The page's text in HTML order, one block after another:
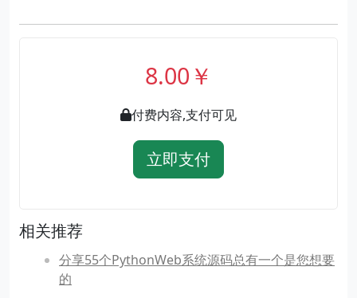
8.00￥
付费内容,支付可见
立即支付
相关推荐
分享55个PythonWeb系统源码总有一个是您想要
的